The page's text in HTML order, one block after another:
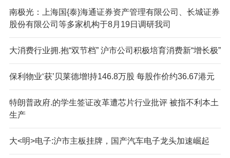
南极光：上海国{泰}海通证券资产管理有限公司、长城证券
股份有限公司等多家机构于8月19日调研我司
大消费行业拥.抱“双节档” 沪市公司积极培育消费新“增长极”
保利物业‘获’贝莱德增!持146.8万股 每股作价约36.67港元
特朗普政府.的学生签证改革遭芯片行业批评 被指不利本土
生产
大<明>电子:沪市主板挂牌，国产汽车电子龙头加速崛起